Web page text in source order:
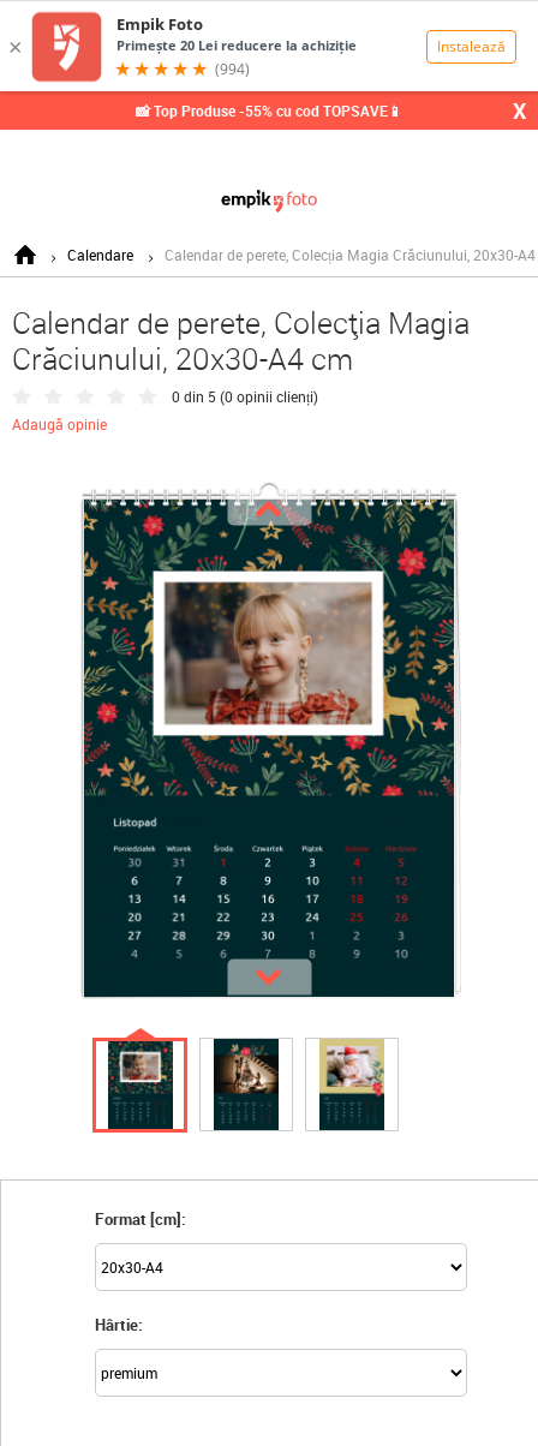
📸 Top Produse -55% cu cod TOPSAVE📱 X
Calendare Calendar de perete, Colecția Magia Crăciunului, 20x30-
Calendar de perete, Colecția Magia
Crăciunului, 20x30-A4 cm
0 din 5 (0 opinii clienți)
Adaugă opinie
Format [cm]:
Hârtie: